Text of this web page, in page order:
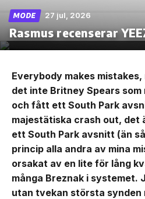
MODE 27 jul, 2026
Rasmus recenserar
Everybody makes
det inte Britney Spears
och fått ett South Park
majestätiska crash out, det
ett South Park avsnitt (än
princip alla andra av mina
orsakat av en lite för lång
många Breznak i systemet.
utan tvekan största synden